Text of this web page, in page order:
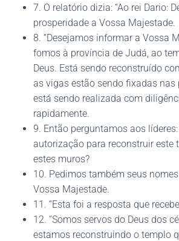
7. O relatório dizia: “Ao rei Dario:
prosperidade a Vossa Majestade.
8. “Desejamos informar a Vossa
fomos à província de Judá, ao
Deus. Está sendo reconstruído
as vigas estão sendo fixadas nas
está sendo realizada com
rapidamente.
9. Então perguntamos aos
autorização para reconstruir este
estes muros?
10. Pedimos também seus
Vossa Majestade.
11. “Esta foi a resposta que
12. “Somos servos do Deus dos
estamos reconstruindo o templo